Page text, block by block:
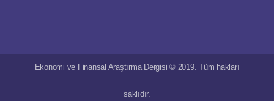
Ekonomi ve Finansal Araştırma Dergisi © 2019. Tüm hakları
saklıdır.